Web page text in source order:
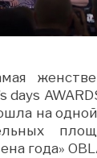
days
на
года»